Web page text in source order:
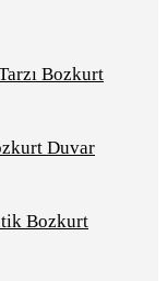
Duvar